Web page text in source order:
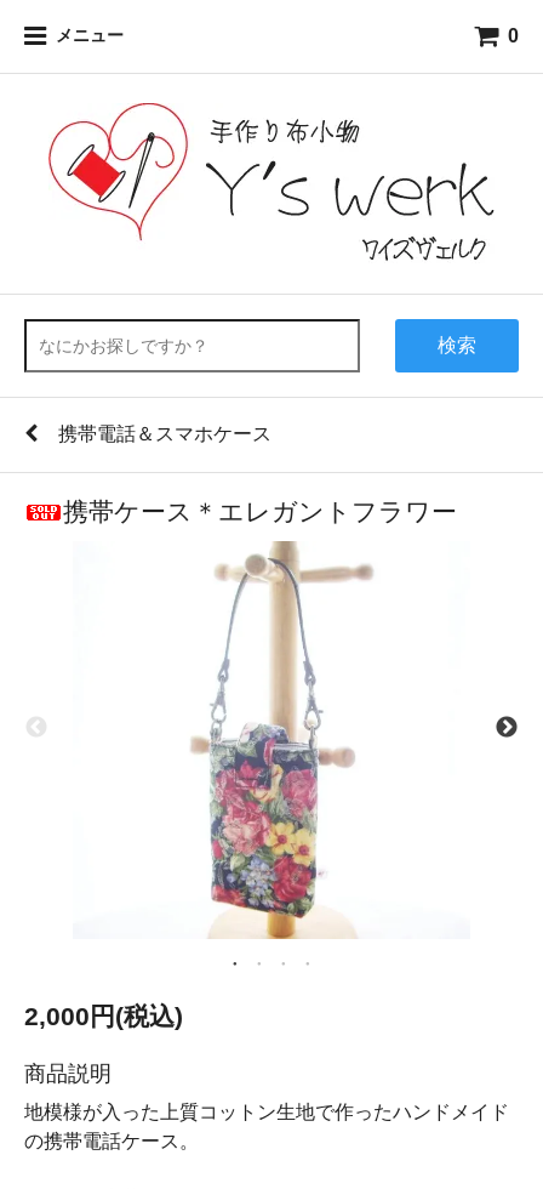
メニュー 0
検索
携帯電話＆スマホケース
携帯ケース＊エレガントフラワー
2,000円(税込)
商品説明
地模様が入った上質コットン生地で作ったハンドメイド
の携帯電話ケース。